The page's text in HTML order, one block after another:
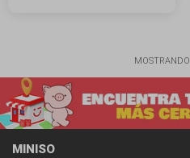
MOSTRANDO
MINISO